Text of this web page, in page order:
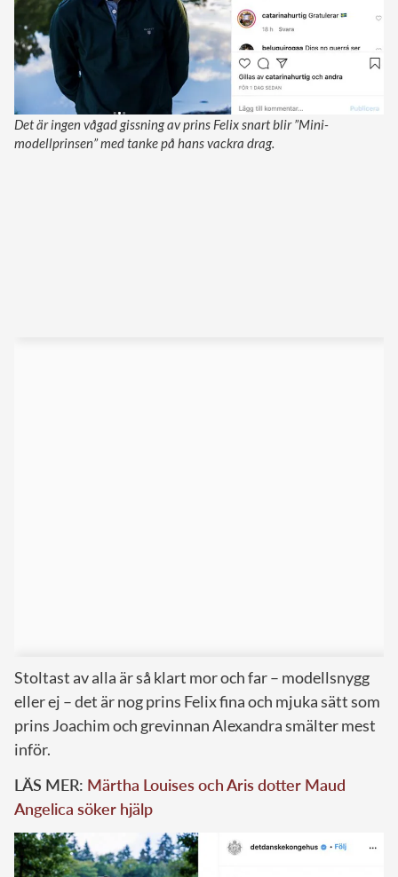
Det är ingen vågad gissning av prins Felix snart blir ”Mini-
modellprinsen” med tanke på hans vackra drag.
Stoltast av alla är så klart mor och far – modellsnygg
eller ej – det är nog prins Felix fina och mjuka sätt som
prins Joachim och grevinnan Alexandra smälter mest
inför.
LÄS MER: Märtha Louises och Aris dotter Maud
Angelica söker hjälp